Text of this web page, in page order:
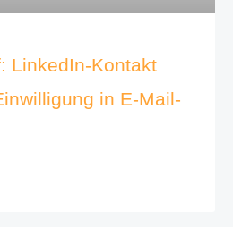
LinkedIn-Kontakt
in E-Mail-